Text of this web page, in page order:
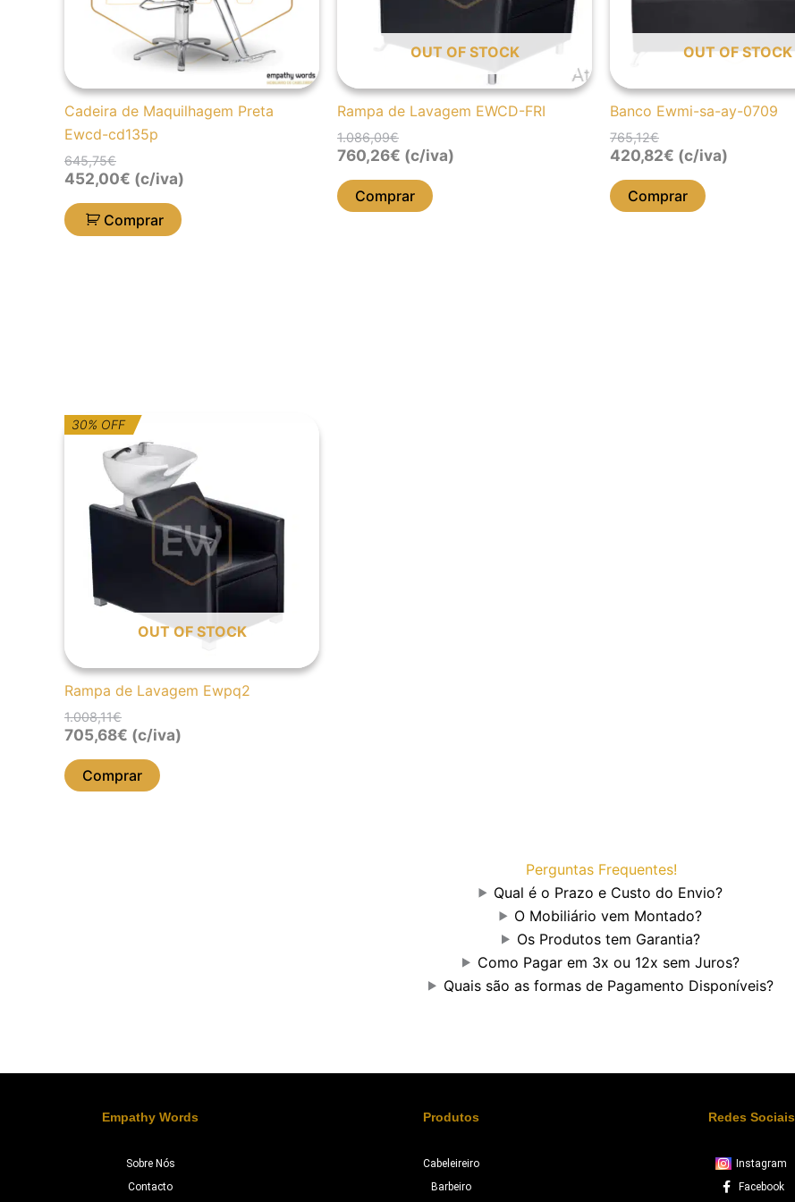
Cadeira de Maquilhagem Preta
Ewcd-cd135p
645,75€
452,00€ (c/iva)
Comprar
OUT OF STOCK
Rampa de Lavagem EWCD-FRI
1.086,09€
760,26€ (c/iva)
Comprar
OUT OF STOCK
Banco Ewmi-sa-ay-0709
765,12€
420,82€ (c/iva)
Comprar
30% OFF
OUT OF STOCK
Rampa de Lavagem Ewpq2
1.008,11€
O
preço
original
1.008,11€.
O
preço
atual
705,68€.
705,68€ (c/iva)
Comprar
Perguntas Frequentes!
Qual é o Prazo e Custo do Envio?
O Mobiliário vem Montado?
Os Produtos tem Garantia?
Como Pagar em 3x ou 12x sem Juros?
Quais são as formas de Pagamento Disponíveis?
Empathy Words
Sobre Nós
Contacto
Produtos
Cabeleireiro
Barbeiro
Redes Sociais
Instagram
Facebook